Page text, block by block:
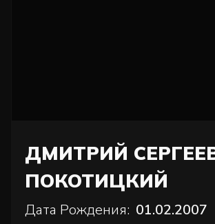
ДМИТРИЙ
ПОКОТИЦКИЙ
Дата Рождения: 01.02.2007